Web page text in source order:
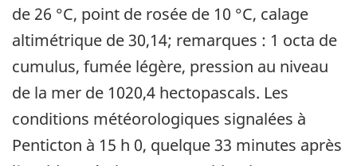
de 26 °C, point de rosée de 10 °C, calage
altimétrique de 30,14; remarques : 1 octa de
cumulus, fumée légère, pression au niveau
de la mer de 1020,4 hectopascals. Les
conditions météorologiques signalées à
Penticton à 15 h 0, quelque 33 minutes après